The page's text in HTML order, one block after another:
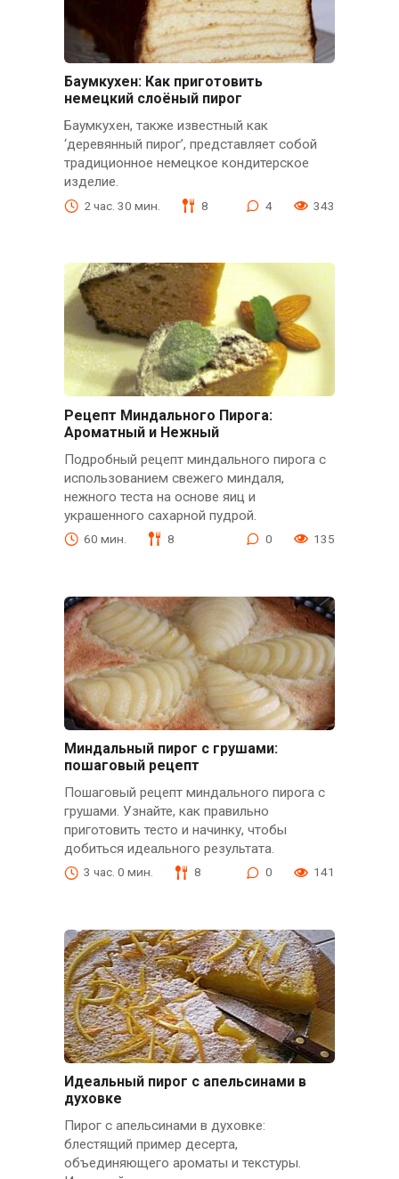
Баумкухен: Как приготовить
немецкий слоёный пирог
Баумкухен, также известный как
‘деревянный пирог’, представляет собой
традиционное немецкое кондитерское
изделие.
2 час. 30 мин. 8 4 343
Рецепт Миндального Пирога:
Ароматный и Нежный
Подробный рецепт миндального пирога с
использованием свежего миндаля,
нежного теста на основе яиц и
украшенного сахарной пудрой.
60 мин. 8 0 135
Миндальный пирог с грушами:
пошаговый рецепт
Пошаговый рецепт миндального пирога с
грушами. Узнайте, как правильно
приготовить тесто и начинку, чтобы
добиться идеального результата.
3 час. 0 мин. 8 0 141
Идеальный пирог с апельсинами в
духовке
Пирог с апельсинами в духовке:
блестящий пример десерта,
объединяющего ароматы и текстуры.